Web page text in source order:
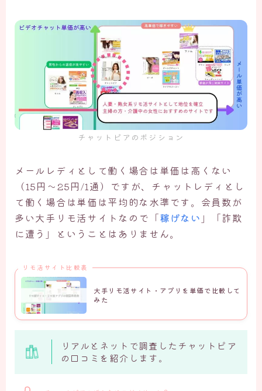
チャットピアのボジション
メールレディとして働く場合は単価は高くない
（15円〜25円/1通）ですが、チャットレディとし
て働く場合は単価は平均的な水準です。会員数が
多い大手リモ活サイトなので「稼げない 」「詐欺
に遭う」ということはありません。
リモ活サイト比較表
大手リモ活サイト・アプリを単価で比較して
みた
リアルとネットで調査したチャットピア
の口コミを紹介します。